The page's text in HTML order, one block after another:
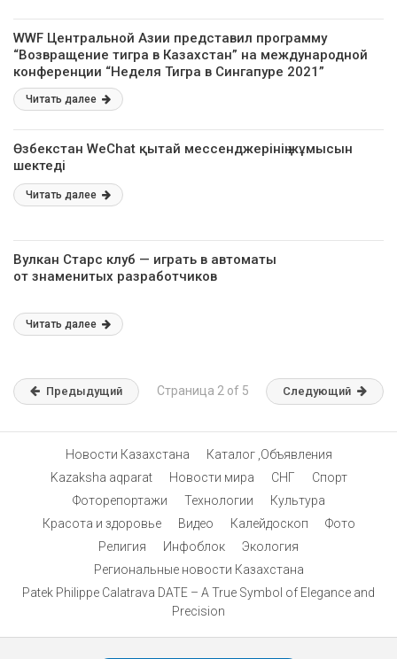
WWF Центральной Азии представил программу
“Возвращение тигра в Казахстан” на международной
конференции “Неделя Тигра в Сингапуре 2021”
Читать далее
Өзбекстан WeChat қытай мессенджерінің жұмысын
шектеді
Читать далее
Вулкан Старс клуб — играть в автоматы
от знаменитых разработчиков
Читать далее
Предыдущий Страница 2 of 5 Следующий
Новости Казахстана
Каталог ,Объявления
Kazaksha aqparat
Новости мира СНГ
Спорт
Фоторепортажи
Технологии
Культура
Красота и здоровье
Видео Калейдоскоп
Фото
Религия
Инфоблок
Экология
Региональные новости Казахстана
Patek Philippe Calatrava DATE – A True Symbol of Elegance and
Precision